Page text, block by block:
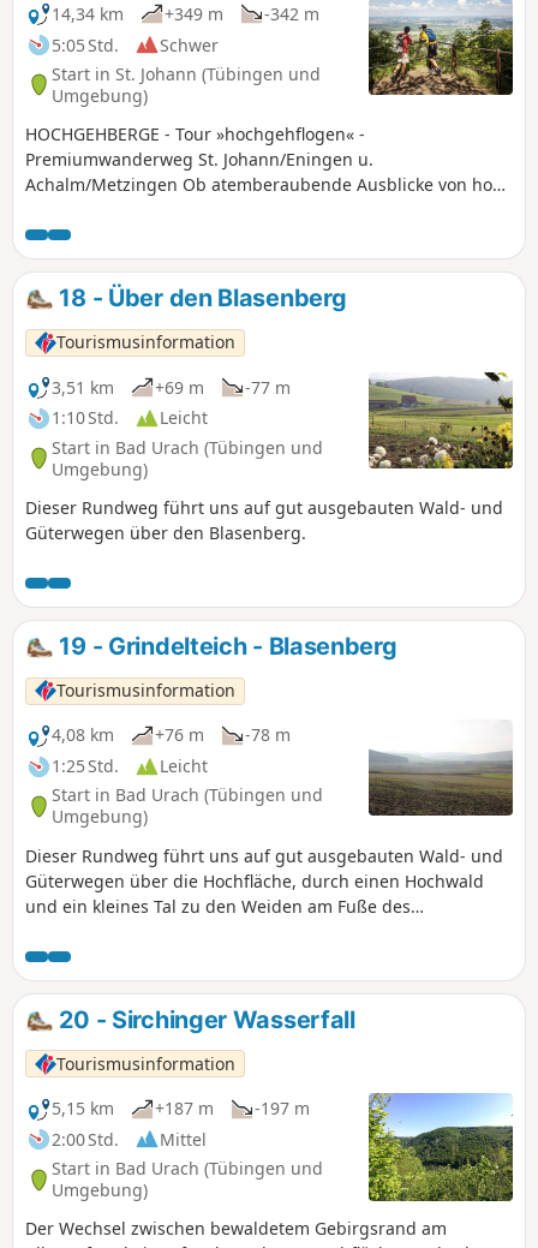
14,34 km
+349 m
-342 m
5:05 Std.
Schwer
Start in St. Johann (Tübingen und
Umgebung)
HOCHGEHBERGE - Tour »hochgehflogen« -
Premiumwanderweg St. Johann/Eningen u.
Achalm/Metzingen Ob atemberaubende Ausblicke von hoch
beim Höhenflug zuschauen – der Wanderweg
»hochgehflogen« ist der Weg zu geh‘n.
18 - Über den Blasenberg
Tourismusinformation
3,51 km
+69 m
-77 m
1:10 Std.
Leicht
Start in Bad Urach (Tübingen und
Umgebung)
Dieser Rundweg führt uns auf gut ausgebauten Wald- und
Güterwegen über den Blasenberg.
19 - Grindelteich - Blasenberg
Tourismusinformation
4,08 km
+76 m
-78 m
1:25 Std.
Leicht
Start in Bad Urach (Tübingen und
Umgebung)
Dieser Rundweg führt uns auf gut ausgebauten Wald- und
Güterwegen über die Hochfläche, durch einen Hochwald
und ein kleines Tal zu den Weiden am Fuße des
20 - Sirchinger Wasserfall
Tourismusinformation
5,15 km
+187 m
-197 m
2:00 Std.
Mittel
Start in Bad Urach (Tübingen und
Umgebung)
Der Wechsel zwischen bewaldetem Gebirgsrand am